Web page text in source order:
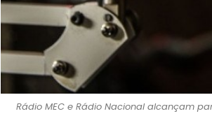
Rádio MEC e Rádio Nacional alcançam